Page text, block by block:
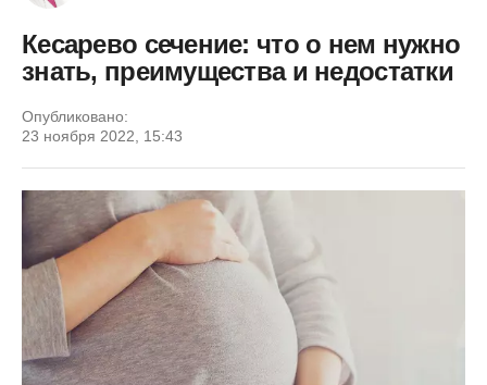
Кесарево сечение: что о нем нужно
знать, преимущества и недостатки
Опубликовано:
23 ноября 2022, 15:43